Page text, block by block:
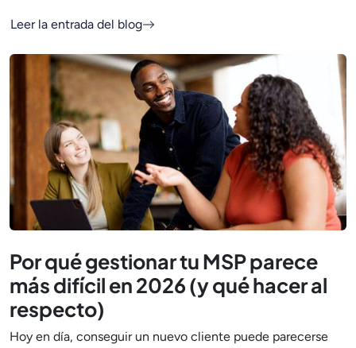
Leer la entrada del blog
Por qué gestionar tu MSP parece
más difícil en 2026 (y qué hacer al
respecto)
Hoy en día, conseguir un nuevo cliente puede parecerse